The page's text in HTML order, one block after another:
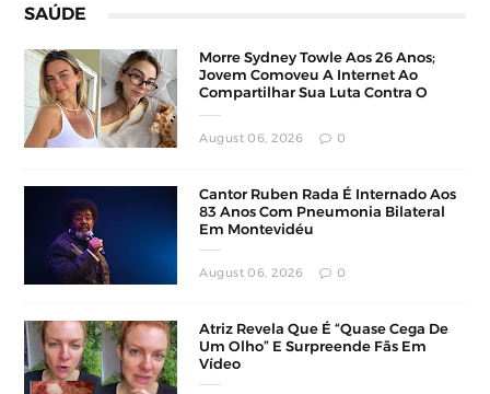
SAÚDE
Morre Sydney Towle Aos 26 Anos;
Jovem Comoveu A Internet Ao
Compartilhar Sua Luta Contra O
August 06, 2026 0
Cantor Ruben Rada É Internado Aos
83 Anos Com Pneumonia Bilateral
Em Montevidéu
August 06, 2026 0
Atriz Revela Que É “Quase Cega De
Um Olho” E Surpreende Fãs Em
Vídeo